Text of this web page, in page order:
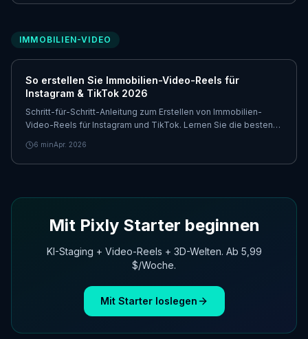
IMMOBILIEN-VIDEO
So erstellen Sie Immobilien-Video-Reels für
Instagram & TikTok 2026
Schritt-für-Schritt-Anleitung zum Erstellen von Immobilien-
Video-Reels für Instagram und TikTok. Lernen Sie die besten
6 minApr. 2026
Mit Pixly Starter beginnen
KI-Staging + Video-Reels + 3D-Welten. Ab 5,99
$/Woche.
Mit Starter loslegen